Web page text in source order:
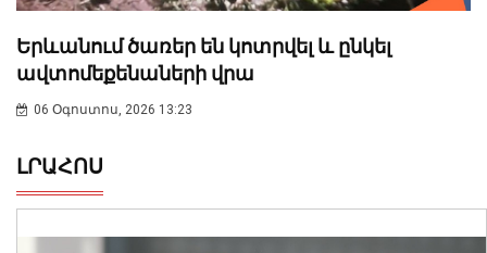
Երևանում ծառեր են կոտրվել և ընկել
ավտոմեքենաների վրա
06 Օգոստոս, 2026 13:23
ԼՐԱՀՈՍ